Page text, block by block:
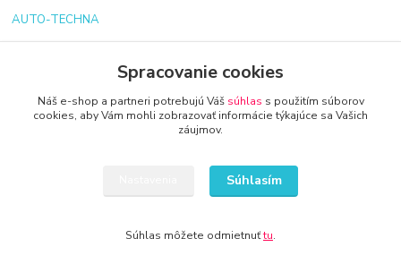
AUTO-TECHNA
+421 940 949 000
info@kamenik.sk
© 2024 Všetky práva vyhradené KAMENIK.SK
Spracovanie cookies
Náš e-shop a partneri potrebujú Váš súhlas s použitím súborov
cookies, aby Vám mohli zobrazovať informácie týkajúce sa Vašich
záujmov.
Súhlasím
Súhlas môžete odmietnuťtu.